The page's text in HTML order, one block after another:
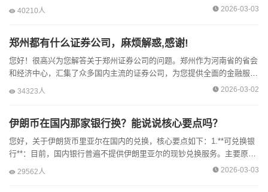
接咨询大型商业银行的客服或柜台，例如中国银行、工商银行等...
40210人 2026-03-03
郑州都有什么证券公司，麻烦解惑,感谢!
您好！很高兴为您解答关于郑州证券公司的问题。郑州作为河南省的省会
和经济中心，汇集了众多国内主流的证券公司，为您提供全面的金融服
务。主要包括以下几类：**1.全国性大型券商在郑分支机构：...
34323人 2026-03-02
伊朗币在国内那家银行换？能说说核心要点吗？
您好，关于伊朗货币里亚尔在国内的兑换，核心要点如下：1.**可兑换银
行**：目前，国内银行普遍不提供伊朗里亚尔的现钞兑换服务。主要原因
是伊朗受到国际金融制裁，其货币在国际上流通性很低，...
29562人 2026-03-03